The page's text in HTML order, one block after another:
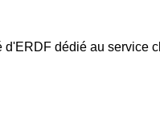
dédié au service